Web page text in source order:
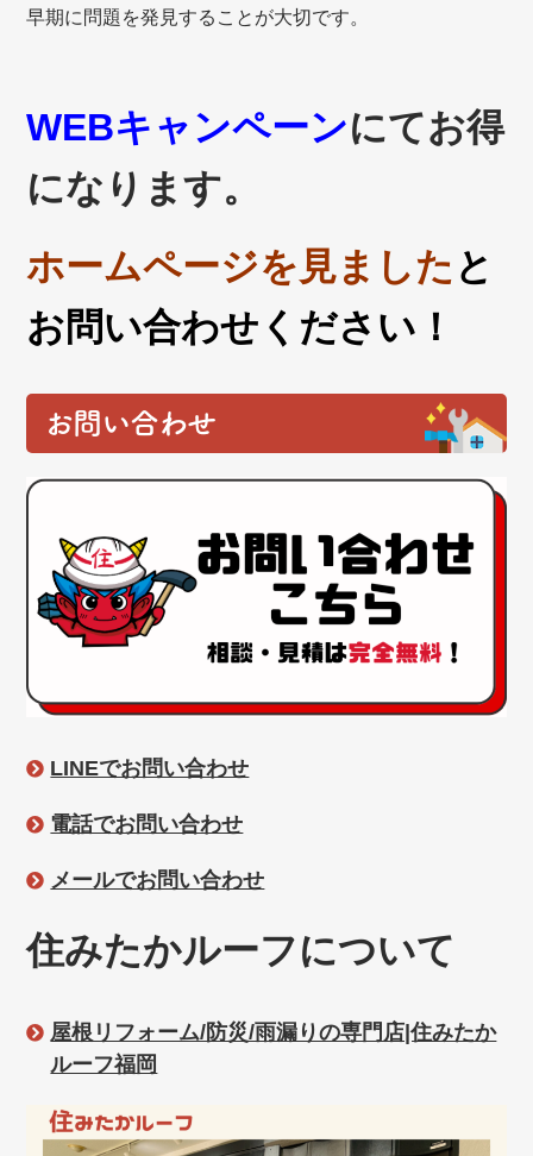
早期に問題を発見することが大切です。
WEBキャンペーンにてお得
になります。
ホームページを見ました と
お問い合わせください！
お問い合わせ
LINEでお問い合わせ
電話でお問い合わせ
メールでお問い合わせ
住みたかルーフについて
屋根リフォーム/防災/雨漏りの専門店|住みたか
ルーフ福岡